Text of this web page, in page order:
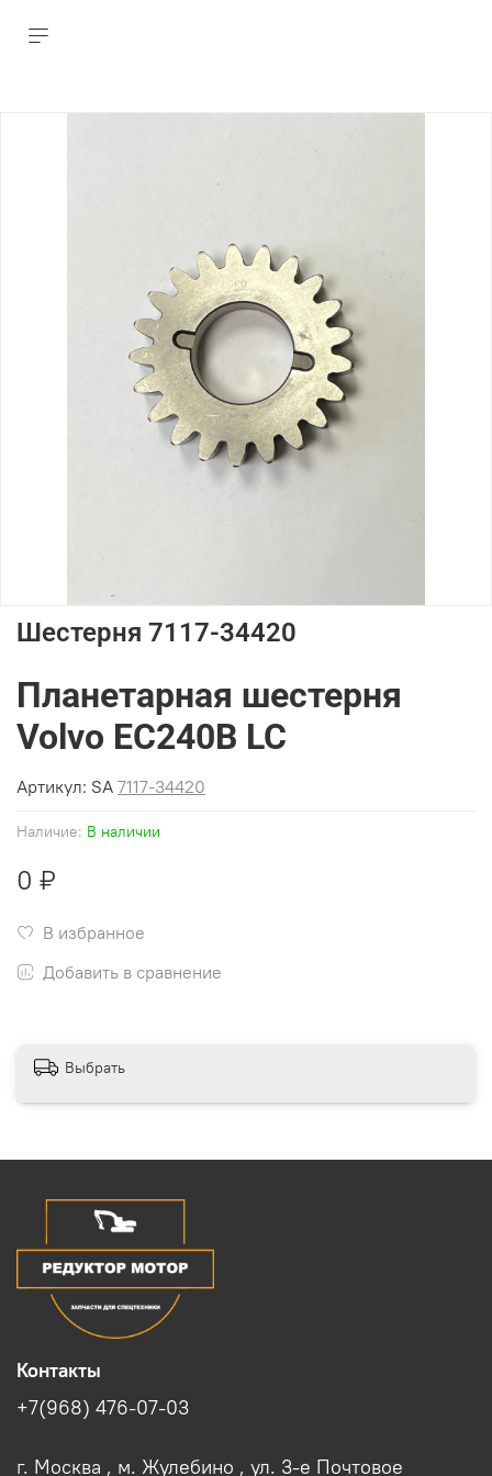
Наличие: В наличии
Шестерня 7117-34420
0 ₽
В избранное
Добавить в сравнение
Планетарная шестерня
Volvo EC240B LC
Артикул: SA 7117-34420
Выбрать
Контакты
+7(968) 476-07-03
г. Москва , м. Жулебино , ул. 3-е Почтовое